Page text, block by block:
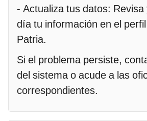
- Actualiza tus datos:
día tu información en el
Patria.
Si el problema persiste,
del sistema o acude a las
correspondientes.